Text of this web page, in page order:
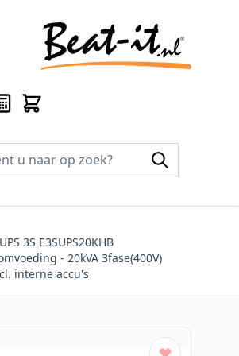
3S E3SUPS20KHB
- 20kVA 3fase(400V)
interne accu's